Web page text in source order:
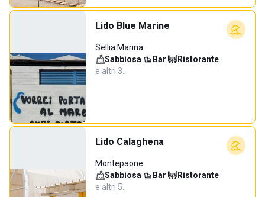
Lido Blue Marine
Sellia Marina
Sabbiosa· Bar· Ristorante·
e altri 3…
Lido Calaghena
Montepaone
Sabbiosa· Bar· Ristorante·
e altri 5…